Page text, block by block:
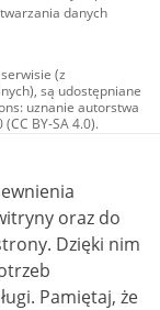
danych
(z
są udostępniane
uznanie autorstwa
BY-SA 4.0).
materiały
licencji typu
użycie
4.0 (CC BY-
inaczej.
oraz do
nim
że